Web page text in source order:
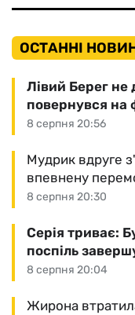
ОСТАННІ
8 серпня 20:56
Лівий Берег не
повернувся на
8 серпня 20:30
Мудрик вдруге
впевнену
8 серпня 20:04
Серія триває:
поспіль
Жирона